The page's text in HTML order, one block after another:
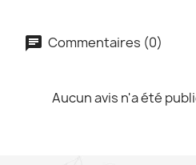
Commentaires (0)
Aucun avis n'a été